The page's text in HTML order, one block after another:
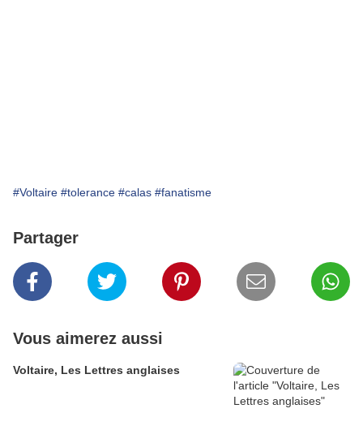
#Voltaire #tolerance #calas #fanatisme
Partager
Vous aimerez aussi
Voltaire, Les Lettres anglaises